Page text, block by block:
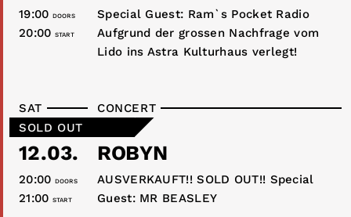
DOORS
19:00
START
20:00
Special Guest: Ram`s Pocket Radio
Aufgrund der grossen Nachfrage vom
Lido ins Astra Kulturhaus verlegt!
SOLD OUT
SAT
12.03.
DOORS
20:00
START
21:00
CONCERT
ROBYN
AUSVERKAUFT!! SOLD OUT!! Special
Guest: MR BEASLEY